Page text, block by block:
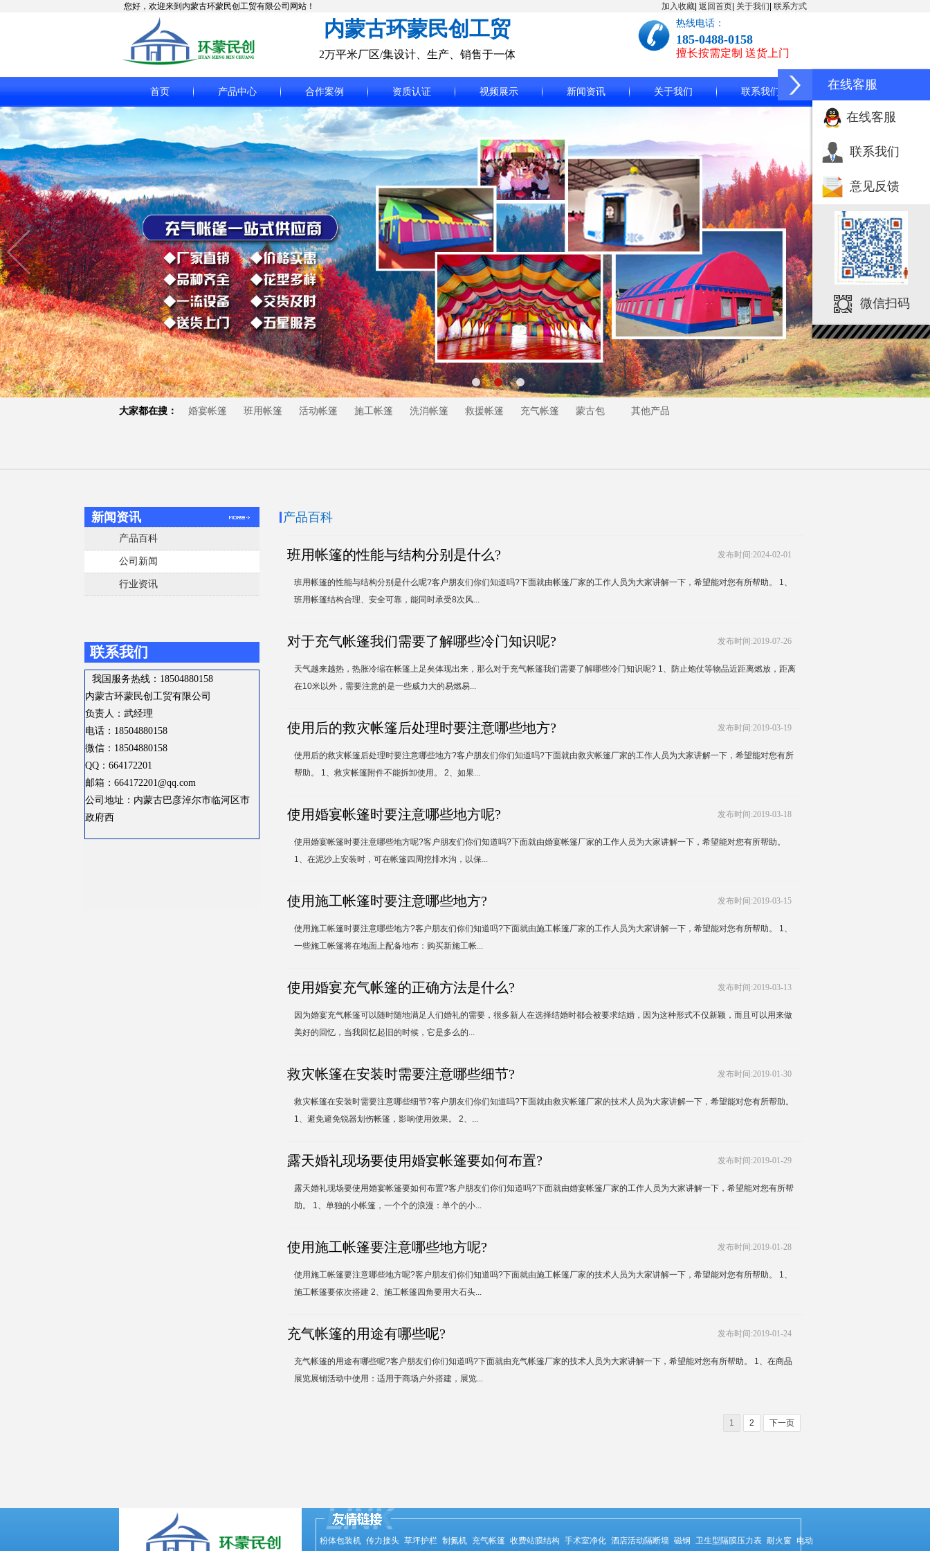
您好，欢迎来到内蒙古环蒙民创工贸有限公司网站！ 加入收藏| 返回首页| 关于我们 联系方式
内蒙古环蒙民创工贸
2万平米厂区/集设计、生产、销售于一体
热线电话：
185-0488-0158
擅长按需定制 送货上门
首页 产品中心 合作案例 资质认证 视频展示 新闻资讯 关于我们 联系我们
大家都在搜： 婚宴帐篷 班用帐篷 活动帐篷 施工帐篷 洗消帐篷 救援帐篷 充气帐篷 蒙古包 其他产品
新闻资讯
产品百科
公司新闻
行业资讯
产品百科
班用帐篷的性能与结构分别是什么? 发布时间:2024-02-01
班用帐篷的性能与结构分别是什么呢?客户朋友们你们知道吗?下面就由帐篷厂家的工作人员为大家讲解一下，希望能对您有所帮助。 1、
班用帐篷结构合理、安全可靠，能同时承受8次风...
对于充气帐篷我们需要了解哪些冷门知识呢? 发布时间:2019-07-26
天气越来越热，热胀冷缩在帐篷上足矣体现出来，那么对于充气帐篷我们需要了解哪些冷门知识呢? 1、防止炮仗等物品近距离燃放，距离
在10米以外，需要注意的是一些威力大的易燃易...
使用后的救灾帐篷后处理时要注意哪些地方? 发布时间:2019-03-19
使用后的救灾帐篷后处理时要注意哪些地方?客户朋友们你们知道吗?下面就由救灾帐篷厂家的工作人员为大家讲解一下，希望能对您有所
帮助。 1、救灾帐篷附件不能拆卸使用。 2、如果...
使用婚宴帐篷时要注意哪些地方呢? 发布时间:2019-03-18
使用婚宴帐篷时要注意哪些地方呢?客户朋友们你们知道吗?下面就由婚宴帐篷厂家的工作人员为大家讲解一下，希望能对您有所帮助。
1、在泥沙上安装时，可在帐篷四周挖排水沟，以保...
使用施工帐篷时要注意哪些地方? 发布时间:2019-03-15
使用施工帐篷时要注意哪些地方?客户朋友们你们知道吗?下面就由施工帐篷厂家的工作人员为大家讲解一下，希望能对您有所帮助。 1、
一些施工帐篷将在地面上配备地布：购买新施工帐...
使用婚宴充气帐篷的正确方法是什么? 发布时间:2019-03-13
因为婚宴充气帐篷可以随时随地满足人们婚礼的需要，很多新人在选择结婚时都会被要求结婚，因为这种形式不仅新颖，而且可以用来做
美好的回忆，当我回忆起旧的时候，它是多么的...
救灾帐篷在安装时需要注意哪些细节? 发布时间:2019-01-30
救灾帐篷在安装时需要注意哪些细节?客户朋友们你们知道吗?下面就由救灾帐篷厂家的技术人员为大家讲解一下，希望能对您有所帮助。
1、避免避免锐器划伤帐篷，影响使用效果。 2、...
露天婚礼现场要使用婚宴帐篷要如何布置? 发布时间:2019-01-29
露天婚礼现场要使用婚宴帐篷要如何布置?客户朋友们你们知道吗?下面就由婚宴帐篷厂家的工作人员为大家讲解一下，希望能对您有所帮
助。 1、单独的小帐篷，一个个的浪漫：单个的小...
使用施工帐篷要注意哪些地方呢? 发布时间:2019-01-28
使用施工帐篷要注意哪些地方呢?客户朋友们你们知道吗?下面就由施工帐篷厂家的技术人员为大家讲解一下，希望能对您有所帮助。 1、
施工帐篷要依次搭建 2、施工帐篷四角要用大石头...
充气帐篷的用途有哪些呢? 发布时间:2019-01-24
充气帐篷的用途有哪些呢?客户朋友们你们知道吗?下面就由充气帐篷厂家的技术人员为大家讲解一下，希望能对您有所帮助。 1、在商品
展览展销活动中使用：适用于商场户外搭建，展览...
1 2 下一页
联系我们
我国服务热线：18504880158
内蒙古环蒙民创工贸有限公司
负责人：武经理
电话：18504880158
微信：18504880158
QQ：664172201
邮箱：664172201@qq.com
公司地址：内蒙古巴彦淖尔市临河区市
政府西
粉体包装机 传力接头 草坪护栏 制氮机 充气帐篷 收费站膜结构 手术室净化 酒店活动隔断墙 磁钢 卫生型隔膜压力表 耐火窗 电动
在线客服
在线客服
联系我们
意见反馈
微信扫码